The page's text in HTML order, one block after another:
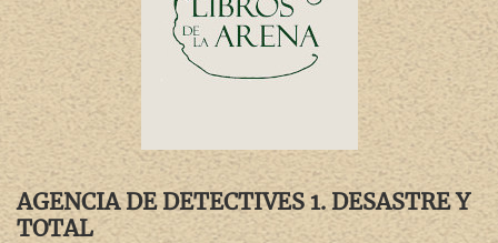
AGENCIA DE DETECTIVES 1. DESASTRE Y
TOTAL